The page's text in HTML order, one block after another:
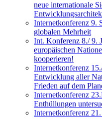
neue internationale
Internetkonferenz 9.
globalen Mehrheit
Int. Konferenz 8./ 9.
europäischen
kooperieren!
Internetkonferenz
Entwicklung aller
Frieden auf dem
Internetkonferenz
Enthüllungen
Internetkonferenz